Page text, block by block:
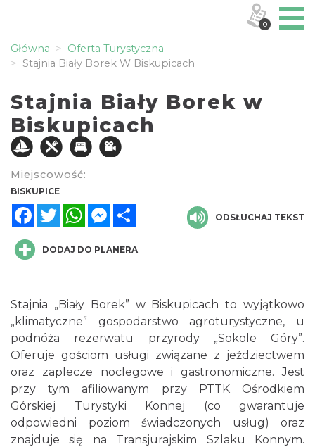
Główna
Oferta Turystyczna
Stajnia Biały Borek W Biskupicach
Stajnia Biały Borek w
Biskupicach
Miejscowość:
BISKUPICE
FacebookTwitterWhatsAppMessenger
ODSŁUCHAJ TEKST
DODAJ DO PLANERA
Stajnia „Biały Borek” w Biskupicach to wyjątkowo
„klimatyczne” gospodarstwo agroturystyczne, u
podnóża rezerwatu przyrody „Sokole Góry”.
Oferuje gościom usługi związane z jeździectwem
oraz zaplecze noclegowe i gastronomiczne. Jest
przy tym afiliowanym przy PTTK Ośrodkiem
Górskiej Turystyki Konnej (co gwarantuje
odpowiedni poziom świadczonych usług) oraz
znajduje się na Transjurajskim Szlaku Konnym.
0